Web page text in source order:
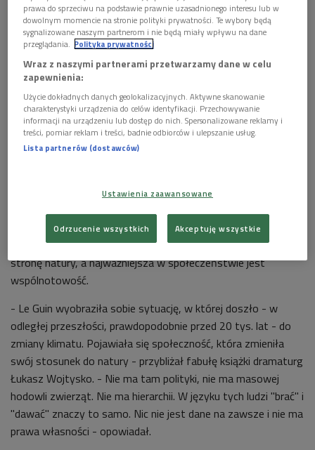
Historia przedstawiona w spektaklu rozgrywa się setki lat po
katastrofie klimatycznej. Ludzie ponownie zwracają się w
stronę natury, a najważniejsza w społeczeństwie jest
wspólnotowość.
- Le Guin wyobraziła sobie sytuację, w której doszło - w
odległej przeszłości, prawdopodobnie przed 20 tys. lat - do
zmiany klimatu. Pojawiała się społeczność, która zmieniła
swój stosunek do natury - przybliżał fabułę książki dramaturg
Łukasz Wojtysko. - Nie ma tam polityki, nie ma masowej
hodowli zwierząt. Nie ma hierarchii. W języku tych ludzi "brać" i
"dawać" znaczy to samo. Nic nie jest dane na zawsze i nie ma
prawa własności - opowiadał.
prawa do sprzeciwu na podstawie prawnie uzasadnionego interesu lub w
dowolnym momencie na stronie polityki prywatności. Te wybory będą
sygnalizowane naszym partnerom i nie będą miały wpływu na dane
przeglądania. Polityka prywatności
Wraz z naszymi partnerami przetwarzamy dane w celu
zapewnienia:
Użycie dokładnych danych geolokalizacyjnych. Aktywne skanowanie
charakterystyki urządzenia do celów identyfikacji. Przechowywanie
informacji na urządzeniu lub dostęp do nich. Spersonalizowane reklamy i
treści, pomiar reklam i treści, badnie odbiorców i ulepszanie usług.
Lista partnerów (dostawców)
Ustawienia zaawansowane
Odrzucenie wszystkich Akceptuję wszystkie